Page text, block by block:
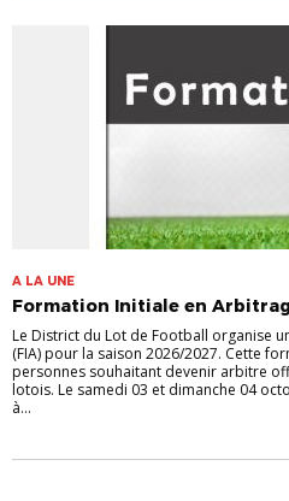
A LA UNE
Formation Initiale en
Le District du Lot de Football organise
(FIA) pour la saison 2026/2027. Cette
personnes souhaitant devenir arbitre
lotois. Le samedi 03 et dimanche 04
à...